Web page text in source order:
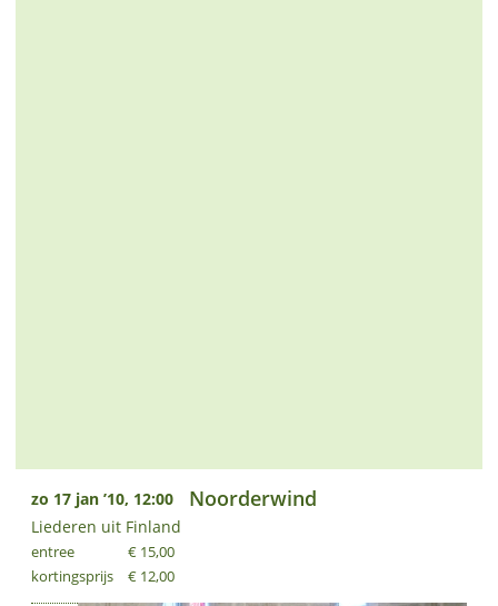
zo 17 jan ’10, 12:00 Noorderwind
Liederen uit Finland
entree
kortingsprijs
€ 15,00
€ 12,00